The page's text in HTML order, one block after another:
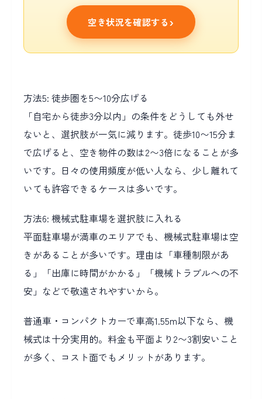
空き状況を確認する
方法5: 徒歩圏を5〜10分広げる
「自宅から徒歩3分以内」の条件をどうしても外せ
ないと、選択肢が一気に減ります。徒歩10〜15分ま
で広げると、空き物件の数は2〜3倍になることが多
いです。日々の使用頻度が低い人なら、少し離れて
いても許容できるケースは多いです。
方法6: 機械式駐車場を選択肢に入れる
平面駐車場が満車のエリアでも、機械式駐車場は空
きがあることが多いです。理由は「車種制限があ
る」「出庫に時間がかかる」「機械トラブルへの不
安」などで敬遠されやすいから。
普通車・コンパクトカーで車高1.55m以下なら、機
械式は十分実用的。料金も平面より2〜3割安いこと
が多く、コスト面でもメリットがあります。